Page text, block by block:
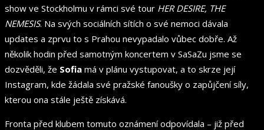
show ve Stockholmu v rámci své tour HER DESIRE, THE
NEMESIS. Na svých sociálních sítích o své nemoci dávala
updates a zprvu to s Prahou nevypadalo vůbec dobře. Až
několik hodin před samotným koncertem v SaSaZu jsme se
dozvěděli, že Sofia má v plánu vystupovat, a to skrze její
Instagram, kde žádala své pražské fanoušky o zapůjčení síly,
kterou ona stále ještě získává.
Fronta před klubem tomuto oznámení odpovídala – již před